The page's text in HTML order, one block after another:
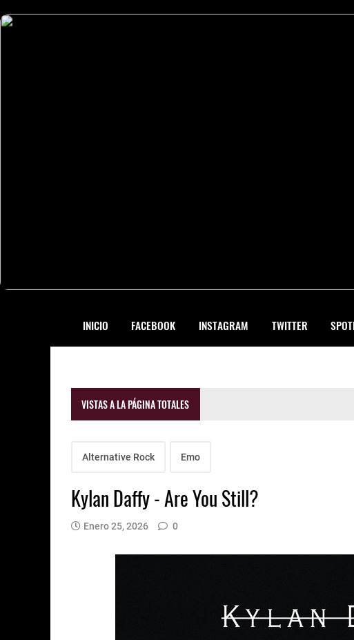
INICIO FACEBOOK INSTAGRAM TWITTER
VISTAS A LA PÁGINA TOTALES
Alternative Rock Emo
Kylan Daffy - Are You Still?
Enero 25, 2026 0